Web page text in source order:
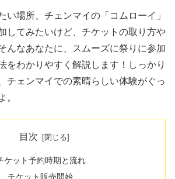
い場所、チェンマイの「コムローイ」
してみたいけど、チケットの取り方や
んなあなたに、スムーズに祭りに参加
をわかりやすく解説します！しっかり
チェンマイでの素晴らしい体験がぐっ
。
目次
ケット予約時期と流れ
チケット販売開始